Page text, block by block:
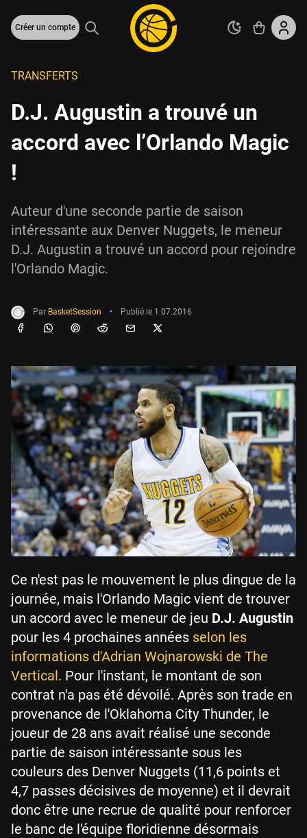
Créer un compte
TRANSFERTS
D.J. Augustin a trouvé un
accord avec l’Orlando Magic
!
Auteur d'une seconde partie de saison
intéressante aux Denver Nuggets, le meneur
D.J. Augustin a trouvé un accord pour rejoindre
l'Orlando Magic.
Par BasketSession • Publié le 1.07.2016
Ce n'est pas le mouvement le plus dingue de la
journée, mais l'Orlando Magic vient de trouver
un accord avec le meneur de jeu D.J. Augustin
pour les 4 prochaines années selon les
informations d'Adrian Wojnarowski de The
Vertical. Pour l'instant, le montant de son
contrat n'a pas été dévoilé. Après son trade en
provenance de l'Oklahoma City Thunder, le
joueur de 28 ans avait réalisé une seconde
partie de saison intéressante sous les
couleurs des Denver Nuggets (11,6 points et
4,7 passes décisives de moyenne) et il devrait
donc être une recrue de qualité pour renforcer
le banc de l'équipe floridienne désormais